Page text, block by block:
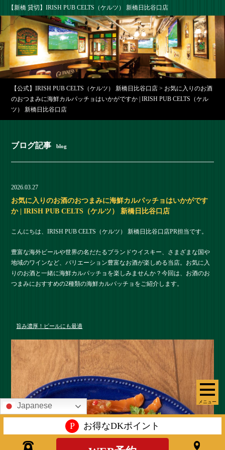
【新橋 貸切】IRISH PUB CELTS（ケルツ） 新橋日比谷口店
メニュー
【公式】IRISH PUB CELTS（ケルツ） 新橋日比谷口店 > お気に入りのお酒
のおつまみに海鮮カルパッチョはいかがですか | IRISH PUB CELTS（ケル
ツ） 新橋日比谷口店
ブログ記事 blog
2026.03.27
お気に入りのお酒のおつまみに海鮮カルパッチョはいかがです
か | IRISH PUB CELTS（ケルツ） 新橋日比谷口店
こんにちは、IRISH PUB CELTS（ケルツ） 新橋日比谷口店PR担当です。
豊富な海外ビールや世界の名だたるブランドウイスキー、さまざまな国や
地域のワインなど、バリエーション豊富なお酒が楽しめる当店。お気に入
りのお酒と一緒に海鮮カルパッチョを楽しみませんか？今回は、お酒のお
つまみにおすすめの2種類の海鮮カルパッチョをご紹介します。
旨み濃厚！ビールにも最適
Japanese
P お得なDKポイント